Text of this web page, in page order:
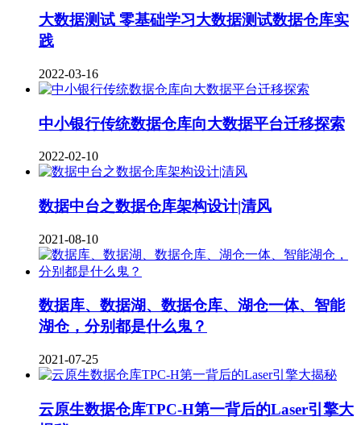
大数据测试 零基础学习大数据测试数据仓库实
践
2022-03-16
中小银行传统数据仓库向大数据平台迁移探索
2022-02-10
数据中台之数据仓库架构设计|清风
2021-08-10
数据库、数据湖、数据仓库、湖仓一体、智能
湖仓，分别都是什么鬼？
2021-07-25
云原生数据仓库TPC-H第一背后的Laser引擎大